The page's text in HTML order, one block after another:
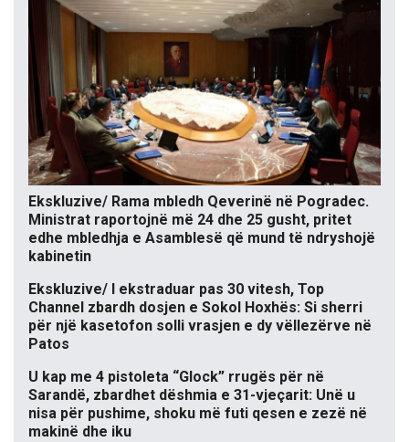
Ekskluzive/ Rama mbledh Qeverinë në Pogradec.
Ministrat raportojnë më 24 dhe 25 gusht, pritet
edhe mbledhja e Asamblesë që mund të ndryshojë
kabinetin
Ekskluzive/ I ekstraduar pas 30 vitesh, Top
Channel zbardh dosjen e Sokol Hoxhës: Si sherri
për një kasetofon solli vrasjen e dy vëllezërve në
Patos
U kap me 4 pistoleta “Glock” rrugës për në
Sarandë, zbardhet dëshmia e 31-vjeçarit: Unë u
nisa për pushime, shoku më futi qesen e zezë në
makinë dhe iku